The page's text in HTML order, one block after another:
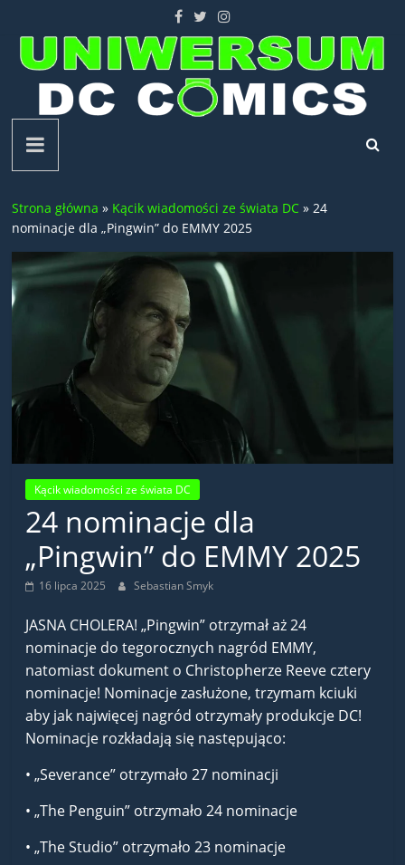
content
Uniwersum
DC
Comics
Strona główna » Kącik wiadomości ze świata DC »24
nominacje dla „Pingwin” do EMMY 2025
Kącik wiadomości ze świata DC
24 nominacje dla
„Pingwin” do EMMY 2025
16 lipca 2025 Sebastian Smyk
JASNA CHOLERA! „Pingwin” otrzymał aż 24
nominacje do tegorocznych nagród EMMY,
natomiast dokument o Christopherze Reeve cztery
nominacje! Nominacje zasłużone, trzymam kciuki
aby jak najwięcej nagród otrzymały produkcje DC!
Nominacje rozkładają się następująco:
•„Severance” otrzymało 27 nominacji
• „The Penguin” otrzymało 24 nominacje
• „The Studio” otrzymało 23 nominacje